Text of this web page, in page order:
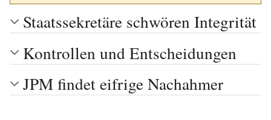
Staatssekretäre schwören Integrität
Kontrollen und Entscheidungen
JPM findet eifrige Nachahmer